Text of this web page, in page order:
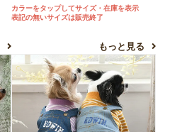
カラーをタップしてサイズ・在庫を表示
表記の無いサイズは販売終了
もっと見る